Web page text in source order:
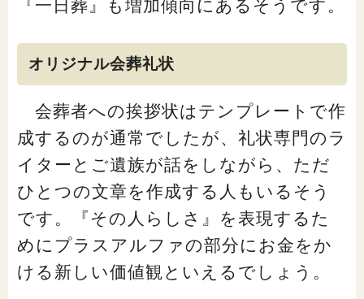
『一日葬』も増加傾向にあるそうです。
オリジナル会葬礼状
会葬者への挨拶状はテンプレートで作
成するのが通常でしたが、礼状専門のラ
イターとご遺族が話をしながら、ただ
ひとつの文章を作成する人もいるそう
です。『その人らしさ』を表現するた
めにプラスアルファの部分にお金をか
ける新しい価値観といえるでしょう。